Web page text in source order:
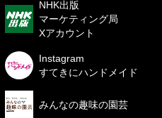
NHK出版
マーケティング局
Xアカウント
Instagram
すてきにハンドメイド
みんなの趣味の園芸